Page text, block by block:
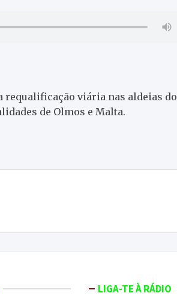
requalificação viária nas aldeias do
de Olmos e Malta.
LIGA-TE À RÁDIO